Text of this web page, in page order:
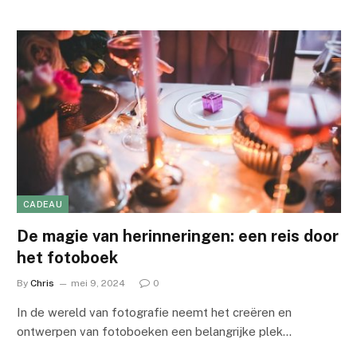
CADEAU
De magie van herinneringen: een reis door
het fotoboek
By Chris mei 9, 2024 0
In de wereld van fotografie neemt het creëren en
ontwerpen van fotoboeken een belangrijke plek…